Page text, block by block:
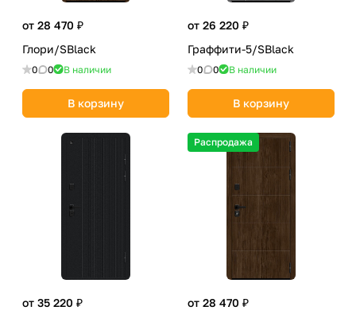
от 28 470 ₽
Глори/SBlack
0 0 В наличии
В корзину
от 26 220 ₽
Граффити-5/SBlack
0 0 В наличии
В корзину
от 35 220 ₽
Распродажа
от 28 470 ₽